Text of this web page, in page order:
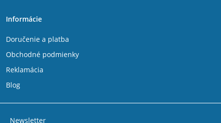
Informácie
Doručenie a platba
Obchodné podmienky
Reklamácia
Blog
Newsletter